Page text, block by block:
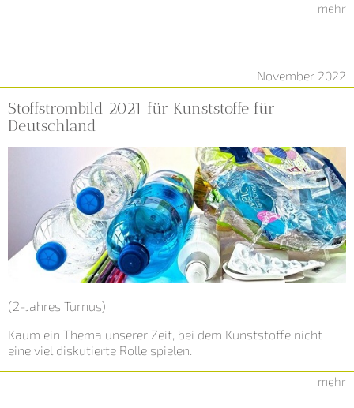
mehr
November 2022
Stoffstrombild 2021 für Kunststoffe für
Deutschland
(2-Jahres Turnus)
Kaum ein Thema unserer Zeit, bei dem Kunststoffe nicht
eine viel diskutierte Rolle spielen.
mehr